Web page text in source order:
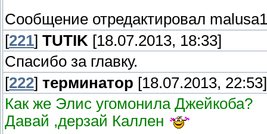
Сообщение отредактировал
[221] TUTIK [18.07.2013, 18:33]
Спасибо за главку.
[222] терминатор [18.07.2013, 22:53]
Как же Элис угомонила Джейкоба?
Давай ,дерзай Каллен